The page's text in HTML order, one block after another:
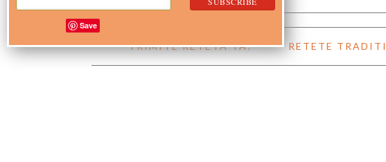
TRIMITE RETETA TA! RETETE
Save